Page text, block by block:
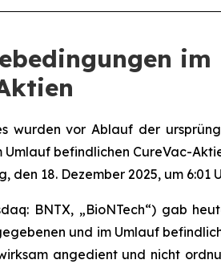
im
vor Ablauf der
befindlichen CureVac-
18. Dezember 2025, um 6:01
BNTX, „BioNTech“) gab
und im Umlauf
angedient und nicht